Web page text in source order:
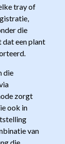
tray of
die
een plant
die
zorgt
ook in
van
die